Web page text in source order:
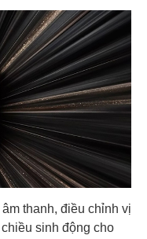
thanh, điều chỉnh vị
sinh động cho